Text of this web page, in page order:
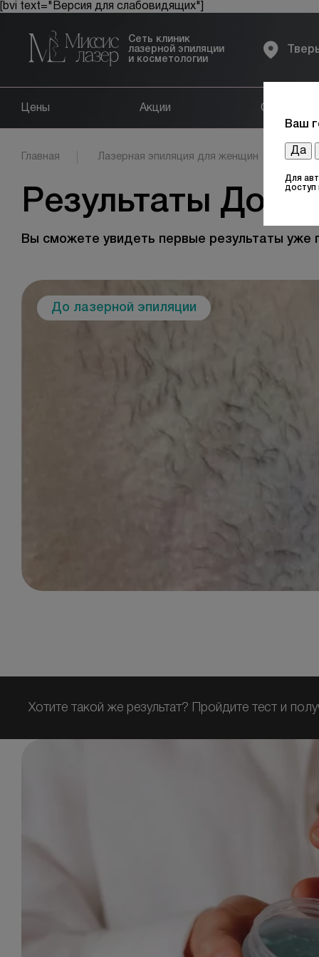
[bvi text="Версия для слабовидящих"]
Сеть клиник
лазерной эпиляции
и косметологии
Ваш
Да
Для
доступ
Цены Акции
Главная Лазерная эпиляция для женщин
Результаты До и
Вы сможете увидеть первые результаты уже
До лазерной эпиляции
Хотите такой же результат? Пройдите тест и